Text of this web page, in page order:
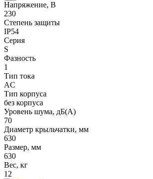
Напряжение, В
230
Степень защиты
IP54
Серия
S
Фазность
1
Тип тока
AC
Тип корпуса
без корпуса
Уровень шума, дБ(А)
70
Диаметр крыльчатки, мм
630
Размер, мм
630
Вес, кг
12